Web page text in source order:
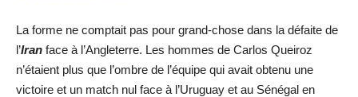
La forme ne comptait pas pour grand-chose dans la défaite de
l’Iran face à l’Angleterre. Les hommes de Carlos Queiroz
n’étaient plus que l’ombre de l’équipe qui avait obtenu une
victoire et un match nul face à l’Uruguay et au Sénégal en